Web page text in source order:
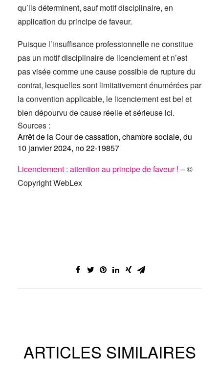
qu’ils déterminent, sauf motif disciplinaire, en
application du principe de faveur.
Puisque l’insuffisance professionnelle ne constitue
pas un motif disciplinaire de licenciement et n’est
pas visée comme une cause possible de rupture du
contrat, lesquelles sont limitativement énumérées par
la convention applicable, le licenciement est bel et
bien dépourvu de cause réelle et sérieuse ici.
Sources :
Arrêt de la Cour de cassation, chambre sociale, du
10 janvier 2024, no 22-19857
Licenciement : attention au principe de faveur ! – ©
Copyright WebLex
ARTICLES SIMILAIRES